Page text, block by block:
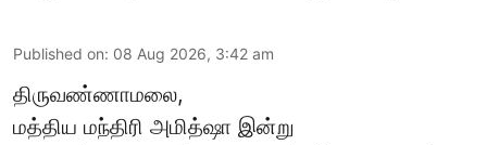
Published on: 08 Aug 2026, 3:42 am
திருவண்ணாமலை,
மத்திய மந்திரி அமித்ஷா இன்று